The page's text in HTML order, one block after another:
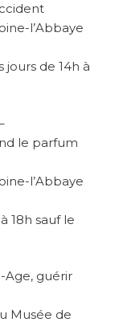
l’Abbaye
jours de 14h à
le parfum
l’Abbaye
18h sauf le
Age, guérir
Musée de